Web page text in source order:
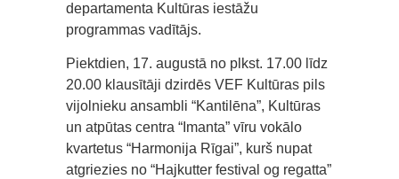
departamenta Kultūras iestāžu
programmas vadītājs.
Piektdien, 17. augustā no plkst. 17.00 līdz
20.00 klausītāji dzirdēs VEF Kultūras pils
vijolnieku ansambli “Kantilēna”, Kultūras
un atpūtas centra “Imanta” vīru vokālo
kvartetus “Harmonija Rīgai”, kurš nupat
atgriezies no “Hajkutter festival og regatta”